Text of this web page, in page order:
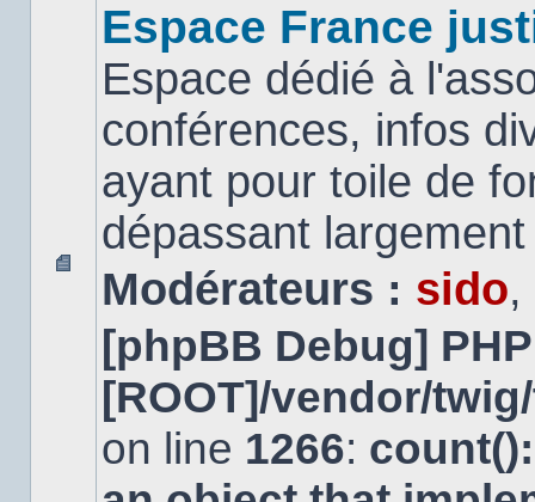
Aucun
message
non
Espace France
Espace dédié à
conférences, infos
ayant pour toile de
dépassant
Modérateurs : sido,
[phpBB Debug]
[ROOT]/vendor/
on line 1266: